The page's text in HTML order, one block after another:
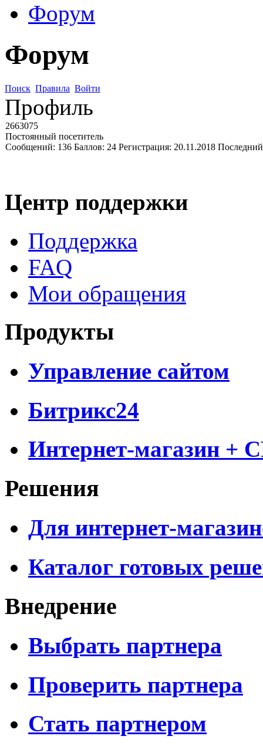
Форум
Форум
Поиск Правила Войти
Профиль
2663075
Постоянный посетитель
Сообщений: 136 Баллов: 24 Регистрация: 20.11.2018
Центр поддержки
Поддержка
FAQ
Мои обращения
Продукты
Управление сайтом
Битрикс24
Интернет-магазин +
Решения
Для интернет-
Каталог готовых
Внедрение
Выбрать партнера
Проверить партнера
Стать партнером